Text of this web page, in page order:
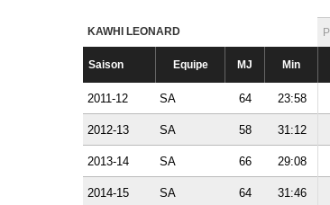
KAWHI LEONARD
Saison Equipe MJ Min
2011-12 SA 64 23:58
2012-13 SA 58 31:12
2013-14 SA 66 29:08
2014-15 SA 64 31:46